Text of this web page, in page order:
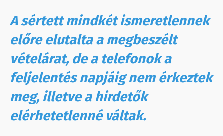
A sértett mindkét ismeretlennek
előre elutalta a megbeszélt
vételárat, de a telefonok a
feljelentés napjáig nem érkeztek
meg, illetve a hirdetők
elérhetetlenné váltak.